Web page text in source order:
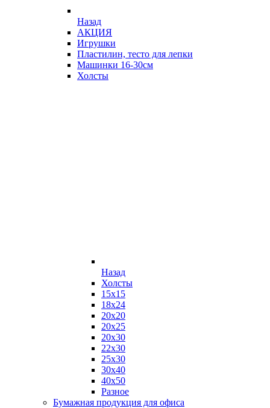
Назад
АКЦИЯ
Игрушки
Пластилин, тесто для лепки
Машинки 16-30см
Холсты
Назад
Холсты
15х15
18х24
20х20
20х25
20х30
22х30
25х30
30х40
40х50
Разное
Бумажная продукция для офиса